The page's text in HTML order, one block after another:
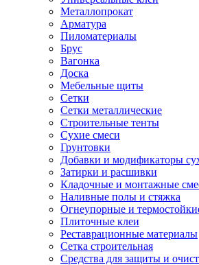
Металлопрокат
Арматура
Пиломатериалы
Брус
Вагонка
Доска
Мебельные щиты
Сетки
Сетки металлические
Строительные тенты
Сухие смеси
Грунтовки
Добавки и модификаторы
Затирки и расшивки
Кладочные и монтажные
Наливные полы и стяжка
Огнеупорные и
Плиточные клеи
Реставрационные материалы
Сетка строительная
Средства для защиты и